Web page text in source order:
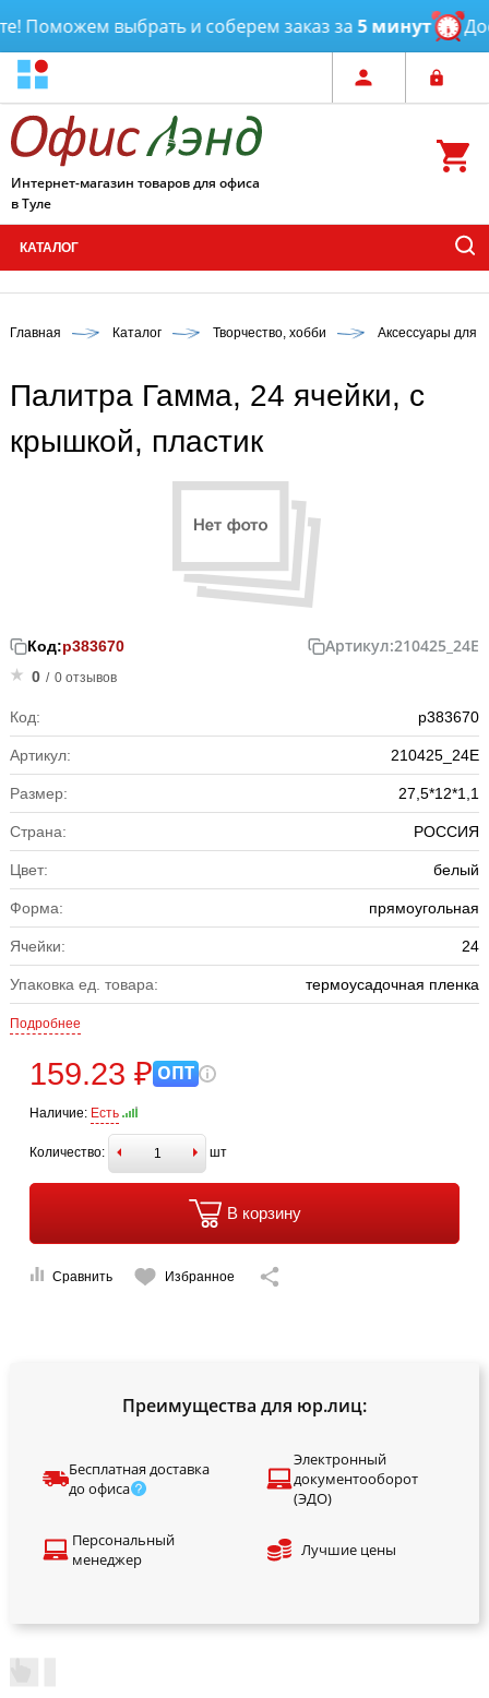
Поможем выбрать и соберем заказ за5 минут
Интернет-магазин товаров для офиса
в Туле
КАТАЛОГ
Главная Каталог Творчество, хобби Аксессуары для
Палитра Гамма, 24 ячейки, с
крышкой, пластик
Код:р383670 Артикул:210425_24E
0 / 0 отзывов
Код: р383670
Артикул: 210425_24E
Размер: 27,5*12*1,1
Страна: РОССИЯ
Цвет: белый
Форма: прямоугольная
Ячейки: 24
Упаковка ед. товара: термоусадочная пленка
Подробнее
159.23 ₽ ОПТ
Наличие: Есть
Количество: шт
В корзину
Сравнить Избранное
Преимущества для юр.лиц:
Бесплатная доставка
до офиса
Электронный
документооборот
(ЭДО)
Персональный
менеджер
Лучшие цены